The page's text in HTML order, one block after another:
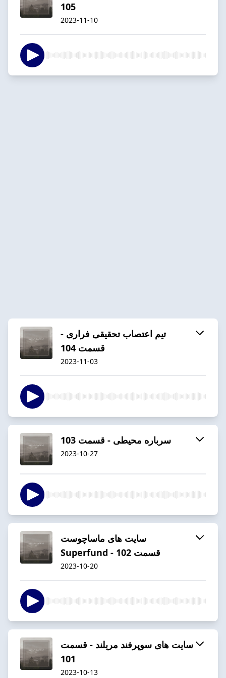
105
2023-11-10
تیم اعتصاب تحقیقی فراری -
قسمت 104
2023-11-03
سرباره محیطی - قسمت 103
2023-10-27
سایت های ماساچوست
Superfund - قسمت 102
2023-10-20
سایت های سوپرفند مریلند - قسمت
101
2023-10-13